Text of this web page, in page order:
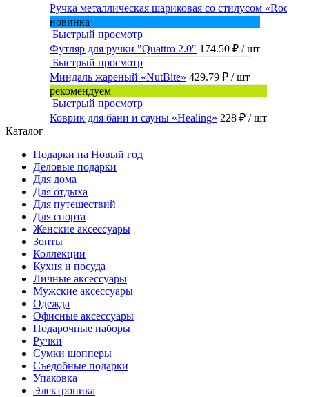
Ручка металлическая шариковая со стилусом «Rocky»
новинка
Быстрый просмотр
Футляр для ручки "Quattro 2.0" 174.50 ₽ / шт
Быстрый просмотр
Миндаль жареный «NutBite» 429.79 ₽ / шт
рекомендуем
Быстрый просмотр
Коврик для бани и сауны «Healing» 228 ₽ / шт
Каталог
Подарки на Новый год
Деловые подарки
Для дома
Для отдыха
Для путешествий
Для спорта
Женские аксессуары
Зонты
Коллекции
Кухня и посуда
Личные аксессуары
Мужские аксессуары
Одежда
Офисные аксессуары
Подарочные наборы
Ручки
Сумки шопперы
Съедобные подарки
Упаковка
Электроника